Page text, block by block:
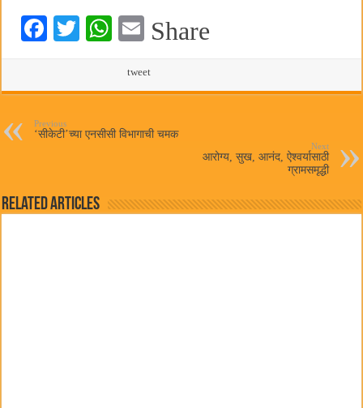
Fa T
W
ts
pp
E
ail
Share
tweet
Previous
‘सीकेटी’च्या एनसीसी विभागाची चमक
Next
आरोग्य, सुख, आनंद, ऐश्वर्यासाठी
ग्रामसमृद्धी
Related Articles